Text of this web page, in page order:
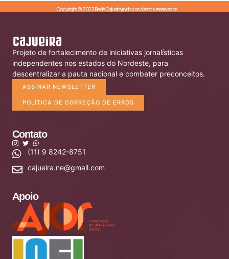
Copyright © 2023 Rede Cajueira,todos os direitos reservados.
Projeto de fortalecimento de iniciativas jornalísticas
independentes nos estados do Nordeste, para
descentralizar a pauta nacional e combater preconceitos.
ASSINAR NEWSLETTER
POLÍTICA DE CORREÇÃO DE ERROS
Contato
(11) 9 8242-8751
cajueira.ne@gmail.com
Apoio